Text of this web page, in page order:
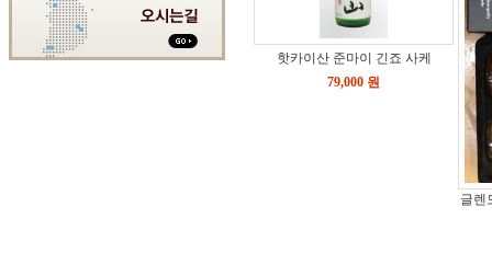
핫카이산 준마이 긴죠 사케
79,000 원
글렌